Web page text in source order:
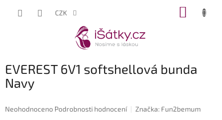
CZK
EVEREST 6V1 softshellová bunda
Navy
Průměrné
Neohodnoceno Podrobnosti hodnocení Značka: Fun2bemum